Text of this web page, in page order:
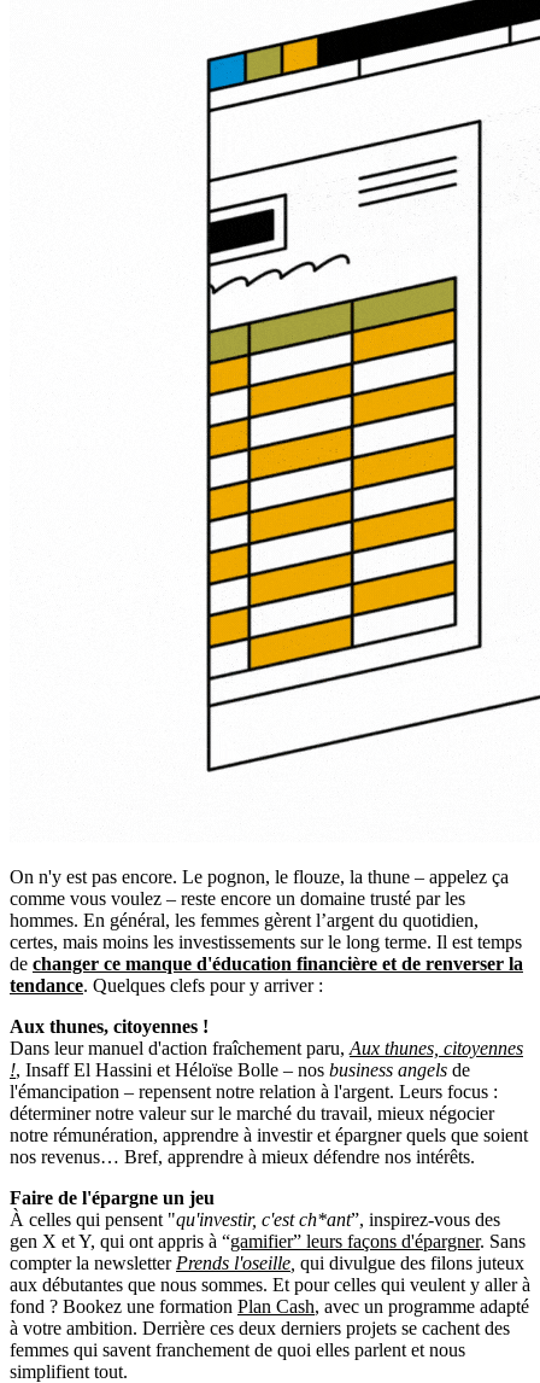
On n'y est pas encore. Le pognon, le flouze, la thune – appelez ça
comme vous voulez – reste encore un domaine trusté par les
hommes. En général, les femmes gèrent l’argent du quotidien,
certes, mais moins les investissements sur le long terme. Il est temps
de changer ce manque d'éducation financière et de renverser la
tendance. Quelques clefs pour y arriver :
Aux thunes, citoyennes !
Dans leur manuel d'action fraîchement paru, Aux thunes, citoyennes
!, Insaff El Hassini et Héloïse Bolle – nos business angels de
l'émancipation – repensent notre relation à l'argent. Leurs focus :
déterminer notre valeur sur le marché du travail, mieux négocier
notre rémunération, apprendre à investir et épargner quels que soient
nos revenus… Bref, apprendre à mieux défendre nos intérêts.
Faire de l'épargne un jeu
À celles qui pensent "qu'investir, c'est ch*ant”, inspirez-vous des
gen X et Y, qui ont appris à “gamifier” leurs façons d'épargner. Sans
compter la newsletter Prends l'oseille qui divulgue des filons juteux
aux débutantes que nous sommes. Et pour celles qui veulent y aller à
fond ? Bookez une formation Plan Cash, avec un programme adapté
à votre ambition. Derrière ces deux derniers projets se cachent des
femmes qui savent franchement de quoi elles parlent et nous
simplifient tout.